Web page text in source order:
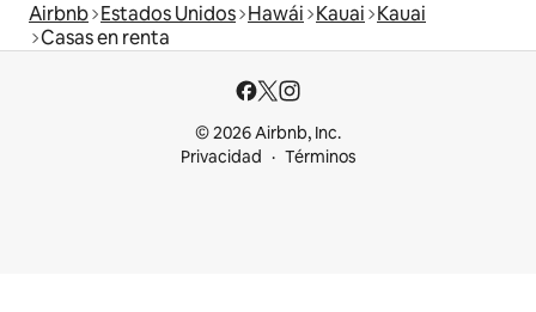
Airbnb Estados Unidos Hawái Kauai Kauai
Casas en renta
© 2026 Airbnb, Inc.
Privacidad
Términos